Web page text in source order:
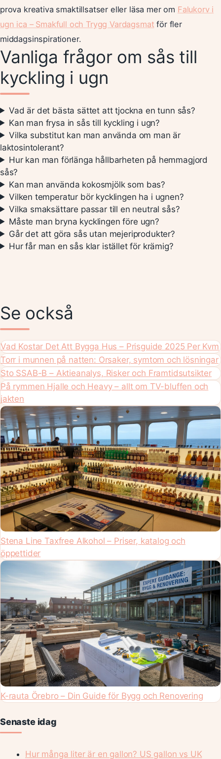
prova kreativa smaktillsatser eller läsa mer om Falukorv i
ugn ica – Smakfull och Trygg Vardagsmat för fler
middagsinspirationer.
Vanliga frågor om sås till
kyckling i ugn
Vad är det bästa sättet att tjockna en tunn sås?
Kan man frysa in sås till kyckling i ugn?
Vilka substitut kan man använda om man är
laktosintolerant?
Hur kan man förlänga hållbarheten på hemmagjord
sås?
Kan man använda kokosmjölk som bas?
Vilken temperatur bör kycklingen ha i ugnen?
Vilka smaksättare passar till en neutral sås?
Måste man bryna kycklingen före ugn?
Går det att göra sås utan mejeriprodukter?
Hur får man en sås klar istället för krämig?
Se också
Vad Kostar Det Att Bygga Hus – Prisguide 2025 Per Kvm
Torr i munnen på natten: Orsaker, symtom och lösningar
Sto SSAB-B – Aktieanalys, Risker och Framtidsutsikter
På rymmen Hjalle och Heavy – allt om TV-bluffen och
jakten
Stena Line Taxfree Alkohol – Priser, katalog och
öppettider
K-rauta Örebro – Din Guide för Bygg och Renovering
Senaste idag
Hur många liter är en gallon? US gallon vs UK